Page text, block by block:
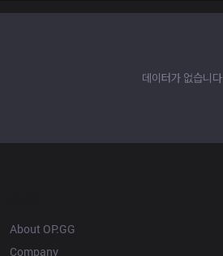
데이터가 없습니다
About OP.GG
Company